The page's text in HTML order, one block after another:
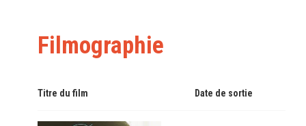
Filmographie
Titre du film Date de sortie